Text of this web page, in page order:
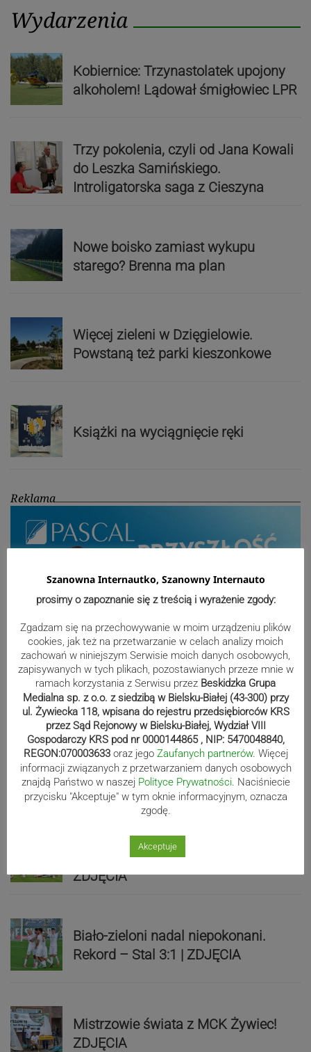
Wydarzenia
Kobiernice: Trzynastolatek upojony
alkoholem! Lądował śmigłowiec LPR
Trzy pokolenia, czyli od Jana Kowali
do Leszka Samińskiego.
Introligatorska saga z Cieszyna
Nowe boisko zamiast wykupu
starego? Brenna ma plan
Więcej zieleni w Dzięgielowie.
Powstaną też parki kieszonkowe
Książki na wyciągnięcie ręki
Reklama
Sport
Zaczęli fatalnie, skończyli
znakomicie. Spójnia pokonuje Piasta
| ZDJĘCIA
Beniaminek ze spadkowiczem na
remis. Podbeskidzie – Lechia 2:2 |
ZDJĘCIA
Biało-zieloni nadal niepokonani.
Rekord – Stal 3:1 | ZDJĘCIA
Mistrzowie świata z MCK Żywiec!
ZDJĘCIA
Szanowna Internautko, Szanowny Internauto
prosimy o zapoznanie się z treścią i wyrażenie zgody:
Zgadzam się na przechowywanie w moim urządzeniu plików
cookies, jak też na przetwarzanie w celach analizy moich
zachowań w niniejszym Serwisie moich danych osobowych,
zapisywanych w tych plikach, pozostawianych przeze mnie w
ramach korzystania z Serwisu przez Beskidzka Grupa
Medialna sp. z o.o. z siedzibą w Bielsku-Białej (43-300) przy
ul. Żywiecka 118, wpisana do rejestru przedsiębiorców KRS
przez Sąd Rejonowy w Bielsku-Białej, Wydział VIII
Gospodarczy KRS pod nr 0000144865 , NIP: 5470048840,
REGON:070003633 oraz jego Zaufanych partnerów. Więcej
informacji związanych z przetwarzaniem danych osobowych
znajdą Państwo w naszej Polityce Prywatności. Naciśniecie
przycisku "Akceptuje" w tym oknie informacyjnym, oznacza
zgodę.
Akceptuje